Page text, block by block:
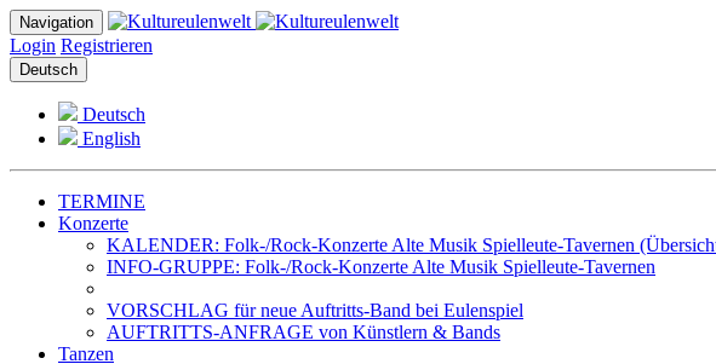
Navigation
Login Registrieren
Deutsch
Deutsch
English
TERMINE
Konzerte
KALENDER: Folk-/Rock-Konzerte Alte Musik Spielleute-Tavernen
INFO-GRUPPE: Folk-/Rock-Konzerte Alte Musik Spielleute-Tavernen
VORSCHLAG für neue Auftritts-Band bei Eulenspiel
AUFTRITTS-ANFRAGE von Künstlern & Bands
Tanzen